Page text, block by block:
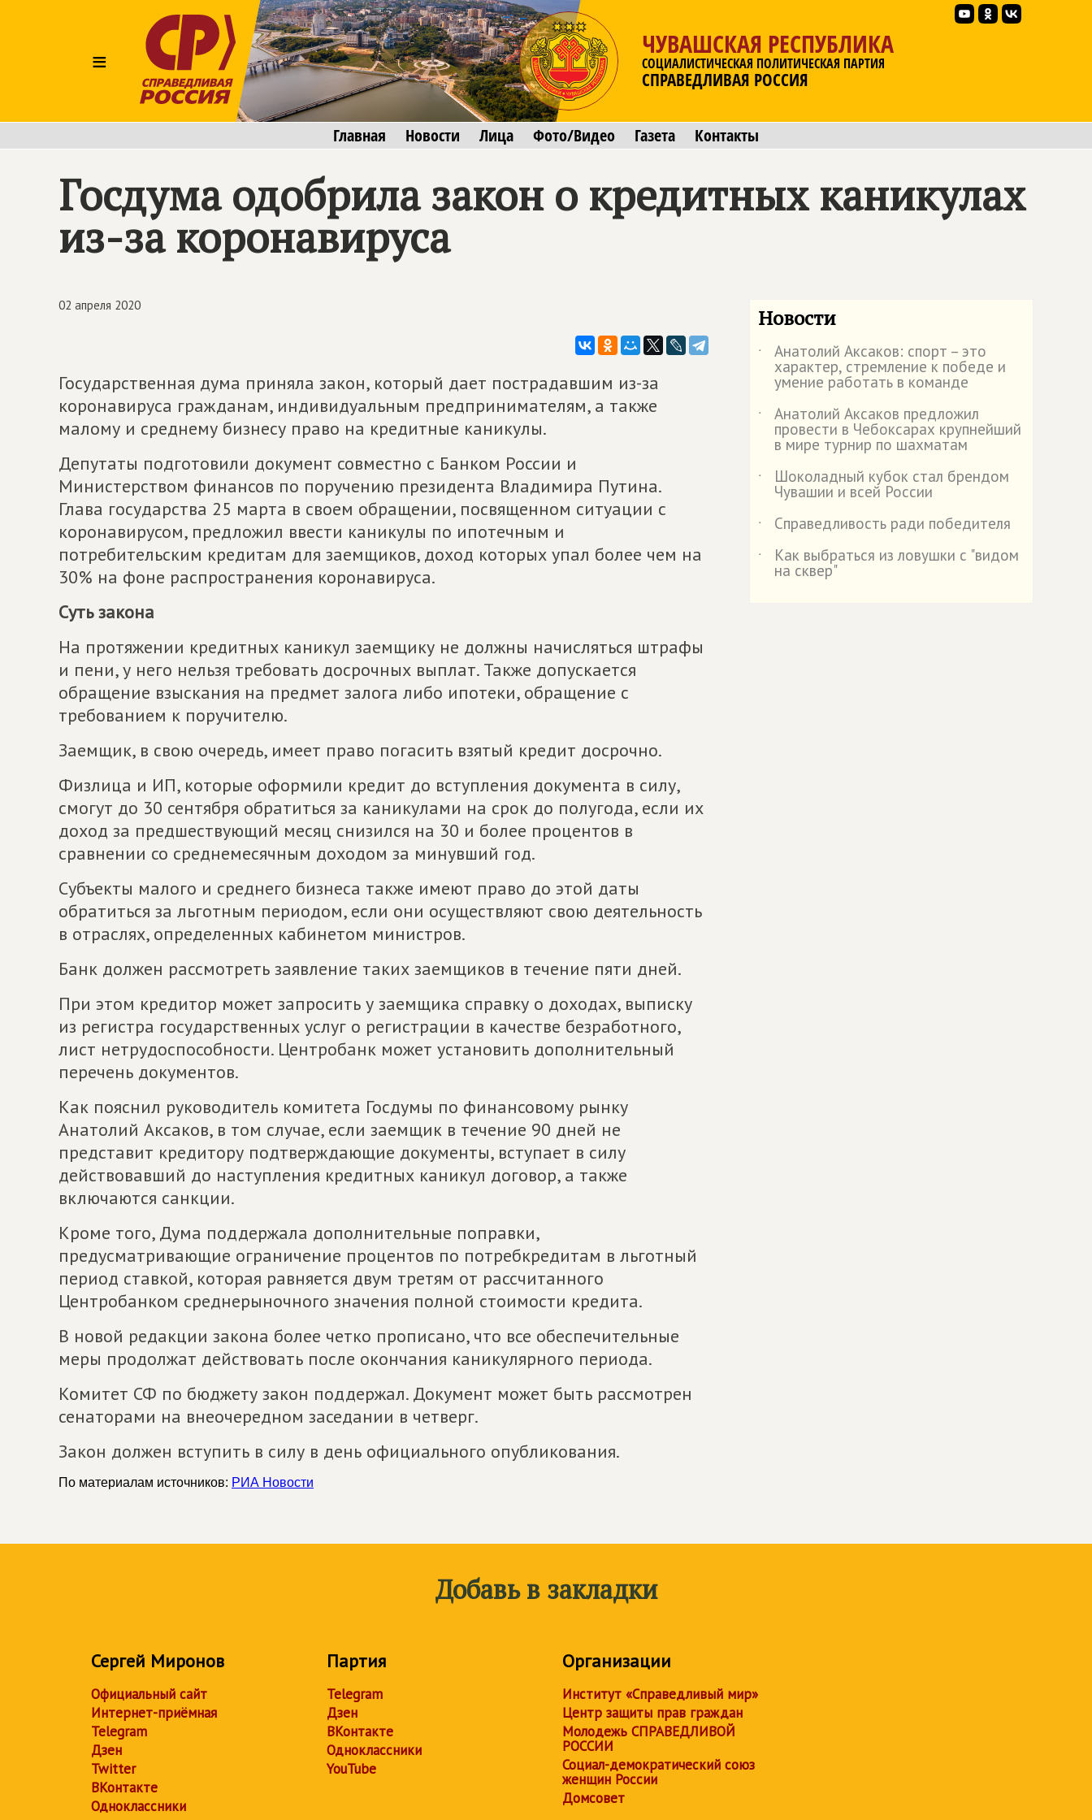
≡
ЧУВАШСКАЯ РЕСПУБЛИКА
СОЦИАЛИСТИЧЕСКАЯ ПОЛИТИЧЕСКАЯ ПАРТИЯ
СПРАВЕДЛИВАЯ РОССИЯ
Главная Новости Лица Фото/Видео Газета Контакты
Госдума одобрила закон о кредитных каникулах
из-за коронавируса
02 апреля 2020
Государственная дума приняла закон, который дает пострадавшим из-за
коронавируса гражданам, индивидуальным предпринимателям, а также
малому и среднему бизнесу право на кредитные каникулы.
Депутаты подготовили документ совместно с Банком России и
Министерством финансов по поручению президента Владимира Путина.
Глава государства 25 марта в своем обращении, посвященном ситуации с
коронавирусом, предложил ввести каникулы по ипотечным и
потребительским кредитам для заемщиков, доход которых упал более чем на
30% на фоне распространения коронавируса.
Суть закона
На протяжении кредитных каникул заемщику не должны начисляться штрафы
и пени, у него нельзя требовать досрочных выплат. Также допускается
обращение взыскания на предмет залога либо ипотеки, обращение с
требованием к поручителю.
Заемщик, в свою очередь, имеет право погасить взятый кредит досрочно.
Физлица и ИП, которые оформили кредит до вступления документа в силу,
смогут до 30 сентября обратиться за каникулами на срок до полугода, если их
доход за предшествующий месяц снизился на 30 и более процентов в
сравнении со среднемесячным доходом за минувший год.
Субъекты малого и среднего бизнеса также имеют право до этой даты
обратиться за льготным периодом, если они осуществляют свою деятельность
в отраслях, определенных кабинетом министров.
Банк должен рассмотреть заявление таких заемщиков в течение пяти дней.
При этом кредитор может запросить у заемщика справку о доходах, выписку
из регистра государственных услуг о регистрации в качестве безработного,
лист нетрудоспособности. Центробанк может установить дополнительный
перечень документов.
Как пояснил руководитель комитета Госдумы по финансовому рынку
Анатолий Аксаков, в том случае, если заемщик в течение 90 дней не
представит кредитору подтверждающие документы, вступает в силу
действовавший до наступления кредитных каникул договор, а также
включаются санкции.
Кроме того, Дума поддержала дополнительные поправки,
предусматривающие ограничение процентов по потребкредитам в льготный
период ставкой, которая равняется двум третям от рассчитанного
Центробанком среднерыночного значения полной стоимости кредита.
В новой редакции закона более четко прописано, что все обеспечительные
меры продолжат действовать после окончания каникулярного периода.
Комитет СФ по бюджету закон поддержал. Документ может быть рассмотрен
сенаторами на внеочередном заседании в четверг.
Закон должен вступить в силу в день официального опубликования.
По материалам источников: РИА Новости
Новости
˙ Анатолий Аксаков: спорт – это
характер, стремление к победе и
умение работать в команде
˙
Анатолий Аксаков предложил
провести в Чебоксарах крупнейший
в мире турнир по шахматам
˙
Шоколадный кубок стал брендом
Чувашии и всей России
˙
Справедливость ради победителя
˙
Как выбраться из ловушки с "видом
на сквер"
Добавь в закладки
Сергей Миронов
Официальный сайт
Интернет-приёмная
Telegram
Дзен
Twitter
ВКонтакте
Одноклассники
Партия
Telegram
Дзен
ВКонтакте
Одноклассники
YouTube
Организации
Институт «Справедливый мир»
Центр защиты прав граждан
Молодежь СПРАВЕДЛИВОЙ
РОССИИ
Социал-демократический союз
женщин России
Домсовет